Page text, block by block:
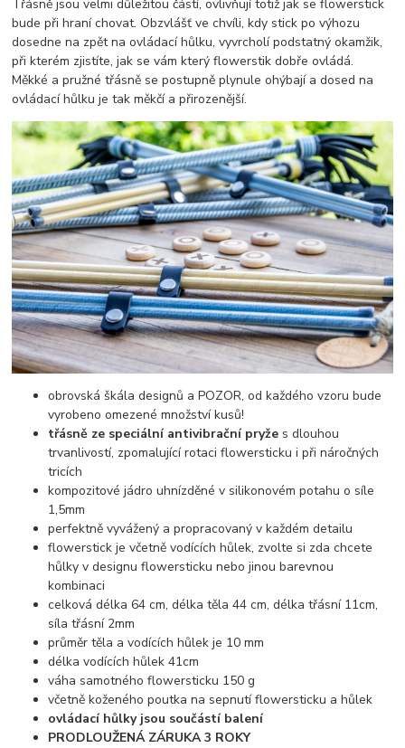
Třásně jsou velmi důležitou částí, ovlivňují totiž jak se flowerstick
bude při hraní chovat. Obzvlášť ve chvíli, kdy stick po výhozu
dosedne na zpět na ovládací hůlku, vyvrcholí podstatný okamžik,
při kterém zjistíte, jak se vám který flowerstik dobře ovládá.
Měkké a pružné třásně se postupně plynule ohýbají a dosed na
ovládací hůlku je tak měkčí a přirozenější.
obrovská škála designů a POZOR, od každého vzoru bude
vyrobeno omezené množství kusů!
třásně ze speciální antivibrační pryže s dlouhou
trvanlivostí, zpomalující rotaci flowersticku i při náročných
tricích
kompozitové jádro uhnízděné v silikonovém potahu o síle
1,5mm
perfektně vyvážený a propracovaný v každém detailu
flowerstick je včetně vodících hůlek, zvolte si zda chcete
hůlky v designu flowersticku nebo jinou barevnou
kombinaci
celková délka 64 cm, délka těla 44 cm, délka třásní 11cm,
síla třásní 2mm
průměr těla a vodících hůlek je 10 mm
délka vodících hůlek 41cm
váha samotného flowersticku 150 g
včetně koženého poutka na sepnutí flowersticku a hůlek
ovládací hůlky jsou součástí balení
PRODLOUŽENÁ ZÁRUKA 3 ROKY